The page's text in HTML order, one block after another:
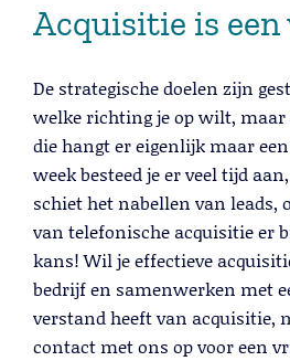
Acquisitie is een
De strategische doelen zijn
welke richting je op wilt,
die hangt er eigenlijk maar een
week besteed je er veel tijd
schiet het nabellen van leads,
van telefonische acquisitie er
kans! Wil je effectieve
bedrijf en samenwerken met
verstand heeft van acquisitie,
contact met ons op voor een